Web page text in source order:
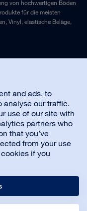
and ads, to
analyse our traffic.
use of our site with
partners who
that you’ve
from your use
if you
von hochwertigen Böden
für die meisten
Vinyl, elastische Beläge,